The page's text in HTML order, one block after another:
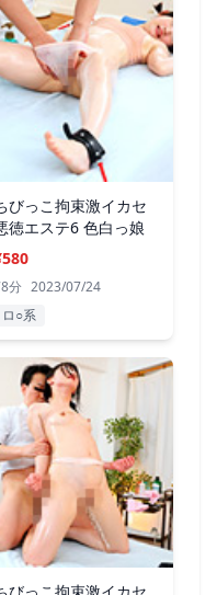
びっこ拘束激イカセ
徳エステ6 色白っ娘
分 2023/07/24
ロ○系
びっこ拘束激イカセ